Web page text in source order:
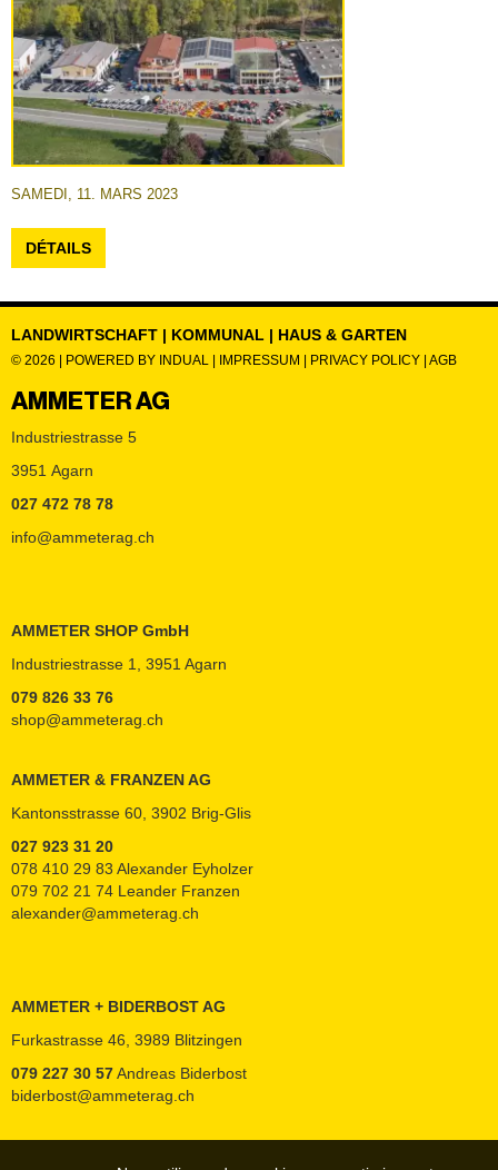
SAMEDI, 11. MARS 2023
DÉTAILS
LANDWIRTSCHAFT | KOMMUNAL | HAUS & GARTEN
© 2026 | POWERED BY INDUAL IMPRESSUM PRIVACY POLICY AGB
AMMETER AG
Industriestrasse 5
3951 Agarn
027 472 78 78
info@ammeterag.ch
AMMETER SHOP GmbH
Industriestrasse 1, 3951 Agarn
079 826 33 76
shop@ammeterag.ch
AMMETER & FRANZEN AG
Kantonsstrasse 60, 3902 Brig-Glis
027 923 31 20
078 410 29 83 Alexander Eyholzer
079 702 21 74 Leander Franzen
alexander@ammeterag.ch
AMMETER + BIDERBOST AG
Furkastrasse 46, 3989 Blitzingen
079 227 30 57Andreas Biderbost
biderbost@ammeterag.ch